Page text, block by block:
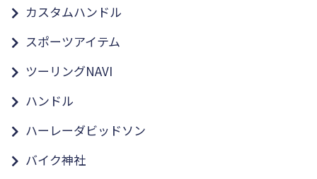
カスタムハンドル
スポーツアイテム
ツーリングNAVI
ハンドル
ハーレーダビッドソン
バイク神社